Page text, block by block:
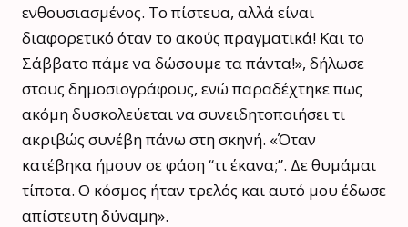
ενθουσιασμένος. Το πίστευα, αλλά είναι
διαφορετικό όταν το ακούς πραγματικά! Και το
Σάββατο πάμε να δώσουμε τα πάντα!», δήλωσε
στους δημοσιογράφους, ενώ παραδέχτηκε πως
ακόμη δυσκολεύεται να συνειδητοποιήσει τι
ακριβώς συνέβη πάνω στη σκηνή. «Όταν
κατέβηκα ήμουν σε φάση “τι έκανα;”. Δε θυμάμαι
τίποτα. Ο κόσμος ήταν τρελός και αυτό μου έδωσε
απίστευτη δύναμη».